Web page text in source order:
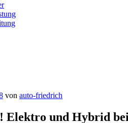
von auto-friedrich
Elektro und Hybrid